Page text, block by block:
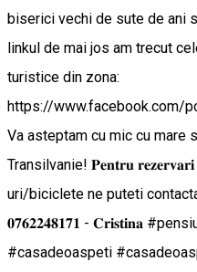
biserici vechi de sute de ani
linkul de mai jos am trecut
turistice din zona:
https://www.facebook.com/
Va asteptam cu mic cu mare
Transilvanie! 𝐏𝐞𝐧𝐭𝐫𝐮
uri/biciclete ne puteti contacta
𝟎𝟕𝟔𝟐𝟐𝟒𝟖𝟏𝟕𝟏 - 𝐂𝐫𝐢𝐬𝐭𝐢𝐧𝐚
#casadeoaspeti